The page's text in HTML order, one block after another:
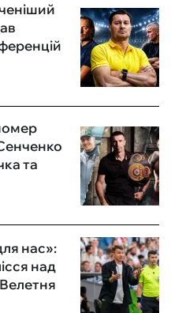
та
нас»:
над